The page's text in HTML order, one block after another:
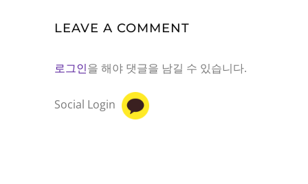
LEAVE A COMMENT
로그인을 해야 댓글을 남길 수 있습니다.
Social Login